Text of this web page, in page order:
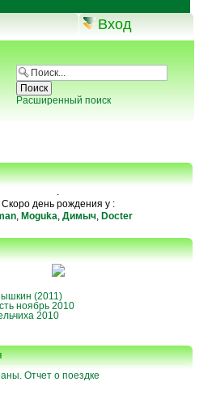
Вход
Расширенный поиск
.
Скоро день рождения у :
, Moguka,Димыч, Docter
(2011)
ноябрь 2010
2010
Отчет о поездке